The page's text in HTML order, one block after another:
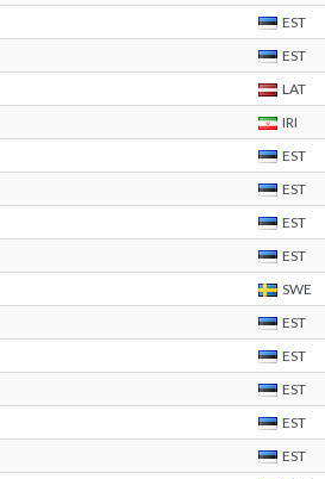
EST
EST
LAT
IRI
EST
EST
EST
EST
SWE
EST
EST
EST
EST
EST